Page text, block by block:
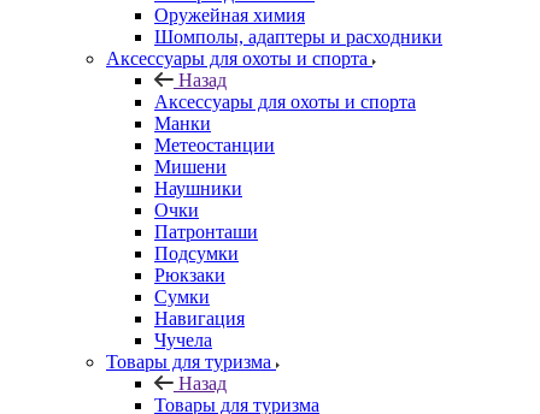
Оружейная химия
Шомполы, адаптеры и расходники
Аксессуары для охоты и спорта
Назад
Аксессуары для охоты и спорта
Манки
Метеостанции
Мишени
Наушники
Очки
Патронташи
Подсумки
Рюкзаки
Сумки
Навигация
Чучела
Товары для туризма
Назад
Товары для туризма